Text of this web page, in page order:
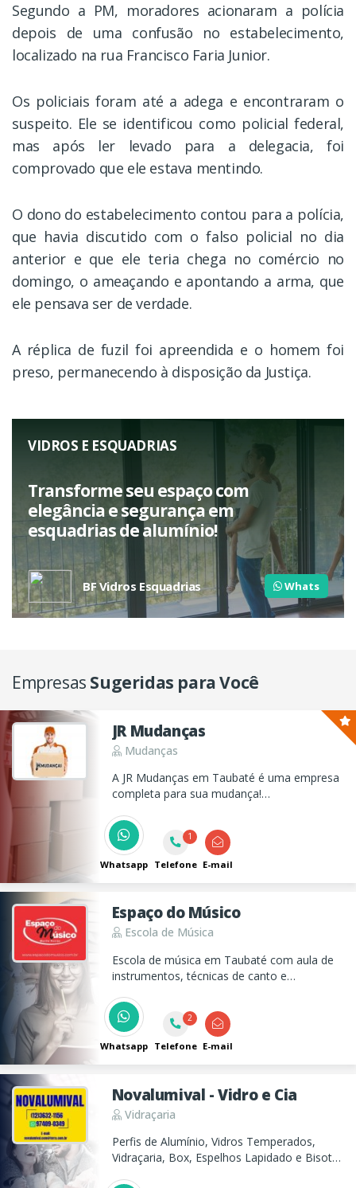
Segundo a PM, moradores acionaram a polícia
depois de uma confusão no estabelecimento,
localizado na rua Francisco Faria Junior.
Os policiais foram até a adega e encontraram o
suspeito. Ele se identificou como policial federal,
mas após ler levado para a delegacia, foi
comprovado que ele estava mentindo.
O dono do estabelecimento contou para a polícia,
que havia discutido com o falso policial no dia
anterior e que ele teria chega no comércio no
domingo, o ameaçando e apontando a arma, que
ele pensava ser de verdade.
A réplica de fuzil foi apreendida e o homem foi
preso, permanecendo à disposição da Justiça.
VIDROS E ESQUADRIAS
Transforme seu espaço com
elegância e segurança em
esquadrias de alumínio!
BF Vidros Esquadrias Whats
Empresas Sugeridas para Você
JR Mudanças
Mudanças
A JR Mudanças em Taubaté é uma empresa
completa para sua mudança!
sua residência completa com total
segurança.
Whatsapp
1
Telefone E-mail
Espaço do Músico
Escola de Música
Escola de música em Taubaté com aula de
instrumentos, técnicas de canto e
espaço do músico.
Whatsapp
2
Telefone E-mail
Novalumival - Vidro e Cia
Vidraçaria
Perfis de Alumínio, Vidros Temperados,
Vidraçaria, Box, Espelhos Lapidado e Bisotê,